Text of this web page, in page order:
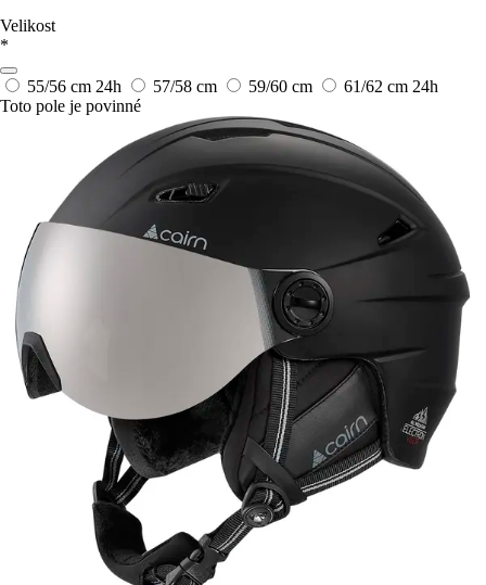
Velikost
*
55/56 cm 24h 57/58 cm 59/60 cm 61/62 cm 24h
Toto pole je povinné